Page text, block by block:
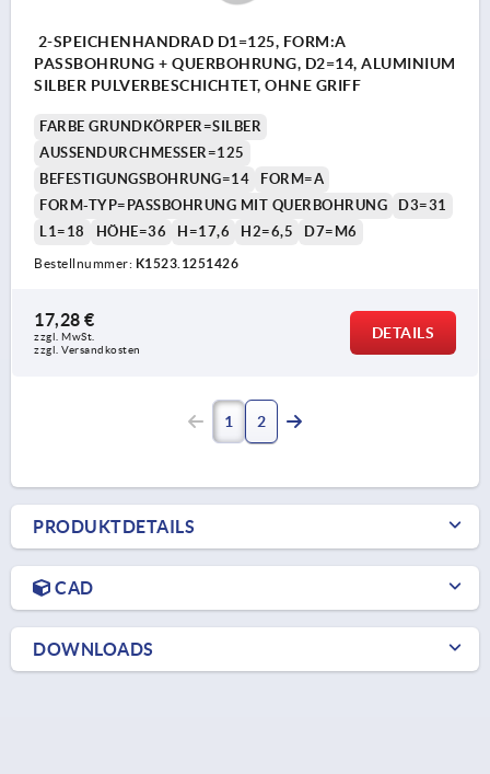
2-SPEICHENHANDRAD D1=125, FORM:A
PASSBOHRUNG + QUERBOHRUNG, D2=14, ALUMINIUM
SILBER PULVERBESCHICHTET, OHNE GRIFF
FARBE GRUNDKÖRPER=SILBER
AUSSENDURCHMESSER=125
BEFESTIGUNGSBOHRUNG=14
FORM=A
FORM-TYP=PASSBOHRUNG MIT QUERBOHRUNG
D3=31
L1=18
HÖHE=36 H=17,6 H2=6,5 D7=M6
Bestellnummer: K1523.1251426
17,28 €
zzgl. MwSt.
zzgl. Versandkosten
DETAILS
1 2
PRODUKTDETAILS
CAD
DOWNLOADS